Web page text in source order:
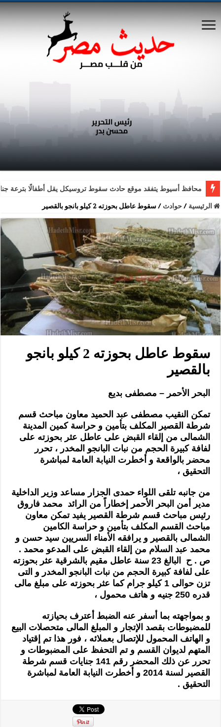
محافظ أسيوط يتفقد موقع حادث سقوط تروسيكل يقل أطفالًا بترعة
الرئيسية /حوادث /سقوط عاطل بحوزته 2 كيلو بانجو بالقصير
سقوط عاطل بحوزته 2 كيلو بانجو
بالقصير
البحر الأحمر – مصطفى بديع
تمكن النقيب مصطفى عبد الحميد معاون مباحث قسم
شرطة القصير المكلف بتأمين و حراسة كمين المدينة
الشمالى من إلقاء القبض على عاطل عثر بحوزته على
لفافة كبيرة الحجم من نبات البانجو المخدر ، تحرر
محضر بالواقعة و أخطرت النيابة العامة لمباشرة
التحقيق ،
من جانبه تلقى اللواء حمدى الجزار مساعد وزير الداخلية
مدير أمن البحر الأحمر إخطاراً من الرائد محمد فاروق
رئيس مباحث قسم شرطة القصير يفيد تمكن معاون
مباحث القسم المكلف بتأمين و حراسة الكامين
الشمالى بالقصير و يرافقه الأمناء السريين سيد حسن و
محمد عبد السلام من إلقاء القبض على المدعو محمد .
ص . ح البالغ 23 سنة عاطل مقيم بالشرقية عثر بحوزته
على لفافة كبيرة الحجم من نبات البانجو المخدر و التى
تزن حوالى 1 كيلو جرام كما عثر بحوزته على مبلغ مالى
قدره 250 جنيه و هاتف محمول ،
و بمواجهته بما أسفر عنه الضبط أعترف بحيازته
للمضبوطات بقصد الإتجار و المبلغ المالى متحصلات البيع
و الهاتف المحمول للإتصال بعملائه ، فور هذا تم إقتياد
المتهم لديوان القسم و تم التحفظ على المضبوطات و
تحرر عن ذلك المحضر رقم 141 جنايات قسم شرطة
القصير لسنة 2014 و أخطرت النيابة العامة لمباشرة
التحقيق .